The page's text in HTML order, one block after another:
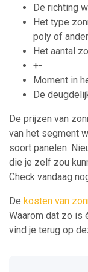
De richting
Het type
poly of
Het aantal
+-
Moment in
De
De prijzen van
van het segment
soort panelen.
die je zelf zou
Check vandaag
De kosten van
Waarom dat zo is
vind je terug op